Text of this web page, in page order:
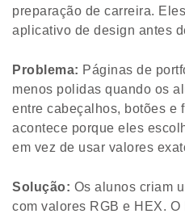
preparação de carreira.
aplicativo de design antes
Problema: Páginas de
menos polidas quando os
entre cabeçalhos, botões e
acontece porque eles
em vez de usar valores
Solução: Os alunos criam
com valores RGB e HEX.